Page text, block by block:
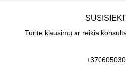
Turite klausimų ar reikia